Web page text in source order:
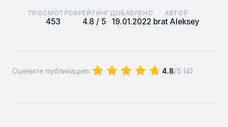
ПРОСМОТРОВ
453
РЕЙТИНГ
4.8 / 5
ДОБАВЛЕНО
19.01.2022
АВТОР
brat Aleksey
Оцените публикацию: 4.8/5 (4)